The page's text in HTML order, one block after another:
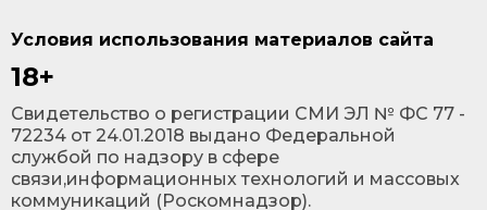
Условия использования материалов сайта
18+
Cвидетельство о регистрации СМИ ЭЛ № ФС 77 -
72234 от 24.01.2018 выдано Федеральной
службой по надзору в сфере
связи,информационных технологий и массовых
коммуникаций (Роскомнадзор).